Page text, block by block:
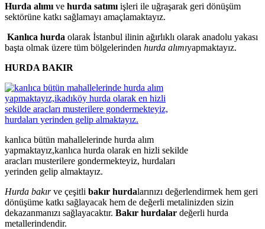
Hurda alımı ve hurda satımı işleri ile uğraşarak geri dönüşüm
sektörüne katkı sağlamayı amaçlamaktayız.
Kanlıca hurda olarak İstanbul ilinin ağırlıklı olarak anadolu yakası
başta olmak üzere tüm bölgelerinden hurda alımıyapmaktayız.
HURDA BAKIR
kanlıca bütün mahallelerinde hurda alım
yapmaktayız,kanlıca hurda olarak en hizli sekilde
aracları musterilere gondermekteyiz, hurdaları
yerinden gelip almaktayız.
Hurda bakırve çeşitli bakır hurdalarınızı değerlendirmek hem geri
dönüşüme katkı sağlayacak hem de değerli metalinizden sizin
dekazanmanızı sağlayacaktır. Bakır hurdalar değerli hurda
metallerindendir.